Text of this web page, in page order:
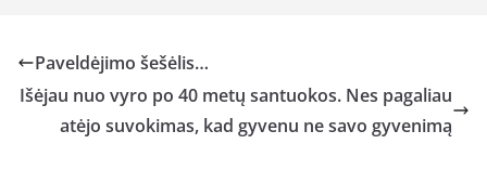
Paveldėjimo šešėlis…
Išėjau nuo vyro po 40 metų santuokos. Nes pagaliau
atėjo suvokimas, kad gyvenu ne savo gyvenimą